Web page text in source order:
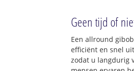
Geen tijd of
Een allround
efficiënt en snel
zodat u langdurig